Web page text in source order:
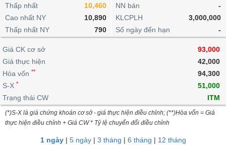
lỗ
dịch
nội
Niên
giám
Tài
liệu
cổ
Định
giá
ngoài
doanh
Top
cổ
phiếu
dịch
Chứng
quyền
quan
Thống
giao
dịch
Thống
giao
dịch
Tin
tức
Phân
tích
kỹ
thuật
trực
tuyến
Bộ
lọc
cổ
Vĩ
mô
lai
Chứng
quyền
Trái
phiếu
IR
Awards
tạo
Dịch
vụ
Thấp nhất
10,460
Cao nhất NY
10,890
Thấp nhất NY
790
NN bán
-
KLCPLH
3,000,000
Số ngày đến hạn
-
Giá CK cơ sở
93,000
Giá thực hiện
42,000
Hòa vốn **
94,300
S-X *
51,000
Trạng thái CW
ITM
(*)S-X là giá chứng khoán cơ sở - giá thực hiện điều chỉnh; (**)Hòa vốn = Giá
thực hiện điều chỉnh + Giá CW * Tỷ lệ chuyển đổi điều chỉnh
1 ngày| 5 ngày| 3 tháng | 6 tháng | 12 tháng
BẤT
ĐỘNG
SẢN
TÀI
CHÍNH
HÀNG